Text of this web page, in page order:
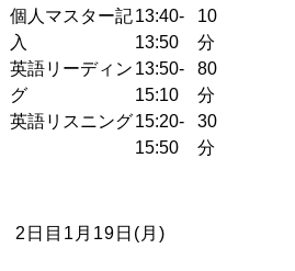
個人マスター記
入
13:40-
13:50
10
分
英語リーディン
グ
13:50-
15:10
80
分
英語リスニング15:20-
15:50
30
分
2日目 1月19日(月)